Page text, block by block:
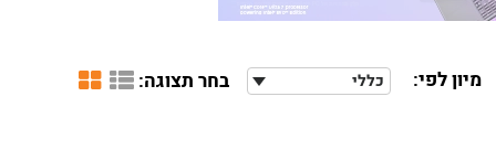
מיון לפי: כללי בחר תצוגה: